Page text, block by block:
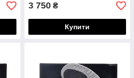
3 750 ₴
Купити